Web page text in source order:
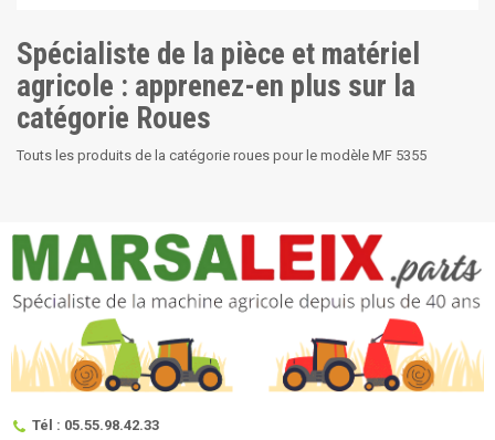
Spécialiste de la pièce et matériel
agricole : apprenez-en plus sur la
catégorie Roues
Touts les produits de la catégorie roues pour le modèle MF 5355
Tél : 05.55.98.42.33